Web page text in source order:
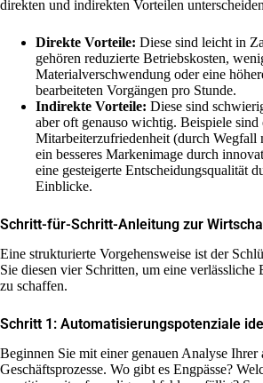
direkten und indirekten Vorteilen
Direkte Vorteile: Diese sind leicht in
gehören reduzierte Betriebskosten,
Materialverschwendung oder eine
bearbeiteten Vorgängen pro Stunde.
Indirekte Vorteile: Diese sind
aber oft genauso wichtig. Beispiele sind
Mitarbeiterzufriedenheit (durch Wegfall
ein besseres Markenimage durch
eine gesteigerte Entscheidungsqualität
Einblicke.
Schritt-für-Schritt-Anleitung zur
Eine strukturierte Vorgehensweise ist der
Sie diesen vier Schritten, um eine verlässliche
zu schaffen.
Schritt 1: Automatisierungspotenziale
Beginnen Sie mit einer genauen Analyse Ihrer
Geschäftsprozesse. Wo gibt es Engpässe?